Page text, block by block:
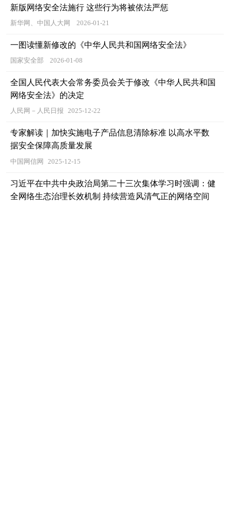
新版网络安全法施行 这些行为将被依法严惩
新华网、中国人大网 2026-01-21
一图读懂新修改的《中华人民共和国网络安全法》
国家安全部 2026-01-08
全国人民代表大会常务委员会关于修改《中华人民共和国
网络安全法》的决定
人民网－人民日报 2025-12-22
专家解读｜加快实施电子产品信息清除标准 以高水平数
据安全保障高质量发展
中国网信网 2025-12-15
习近平在中共中央政治局第二十三次集体学习时强调：健
全网络生态治理长效机制 持续营造风清气正的网络空间